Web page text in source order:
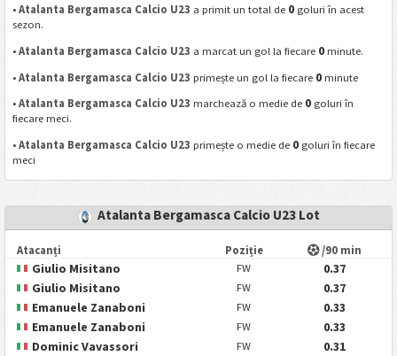
•Atalanta Bergamasca Calcio U23 a primit un total de 0 goluri în acest
sezon.
•Atalanta Bergamasca Calcio U23 a marcat un gol la fiecare 0 minute.
•Atalanta Bergamasca Calcio U23 primește un gol la fiecare 0 minute
•Atalanta Bergamasca Calcio U23 marchează o medie de 0 goluri în
fiecare meci.
•Atalanta Bergamasca Calcio U23 primește o medie de 0 goluri în fiecare
meci
Atalanta Bergamasca Calcio U23 Lot
Atacanți Poziție /90 min
Giulio Misitano FW
0.37
Giulio Misitano
FW
0.37
Emanuele Zanaboni
FW
0.33
Emanuele Zanaboni
FW
0.33
Dominic Vavassori
FW
0.31